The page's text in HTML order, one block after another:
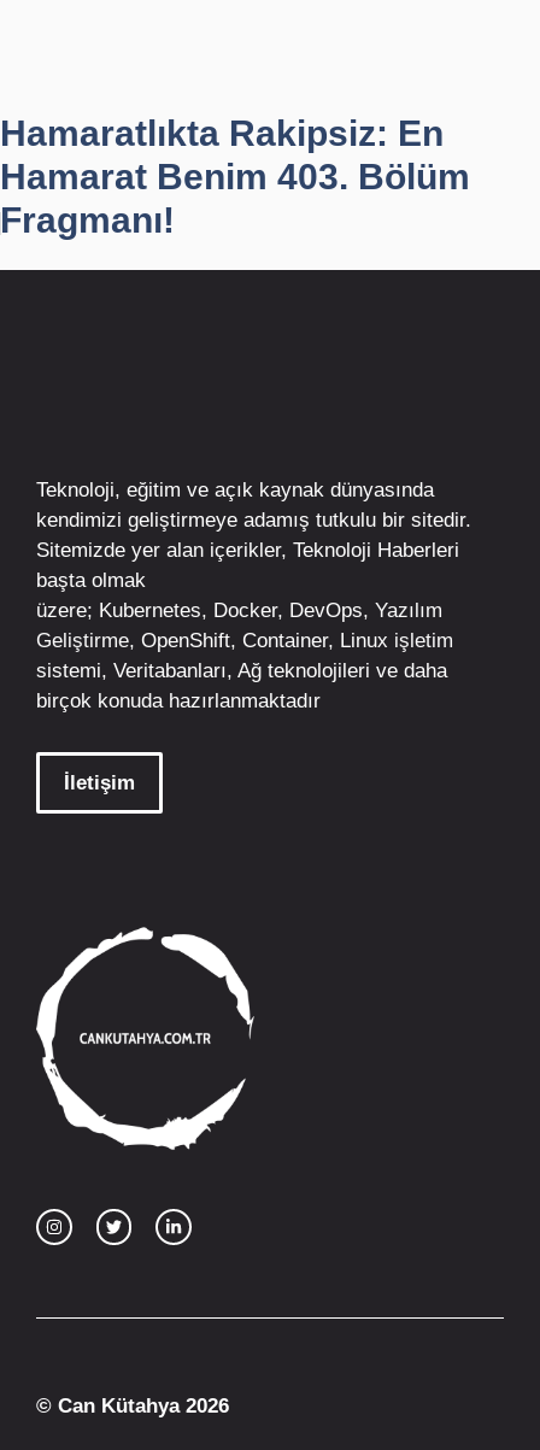
Hamaratlıkta Rakipsiz: En
Hamarat Benim 403. Bölüm
Fragmanı!
Teknoloji, eğitim ve açık kaynak dünyasında
kendimizi geliştirmeye adamış tutkulu bir sitedir.
Sitemizde yer alan içerikler, Teknoloji Haberleri
başta olmak
üzere; Kubernetes, Docker, DevOps, Yazılım
Geliştirme, OpenShift, Container, Linux işletim
sistemi, Veritabanları, Ağ teknolojileri ve daha
birçok konuda hazırlanmaktadır
İletişim
© Can Kütahya 2026